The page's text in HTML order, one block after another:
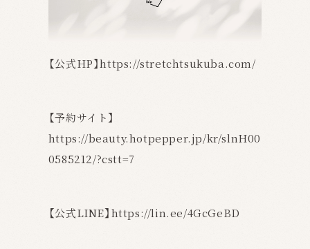
【公式HP】https://stretchtsukuba.com/
【予約サイト】
https://beauty.hotpepper.jp/kr/slnH00
0585212/?cstt=7
【公式LINE】https://lin.ee/4GcGeBD